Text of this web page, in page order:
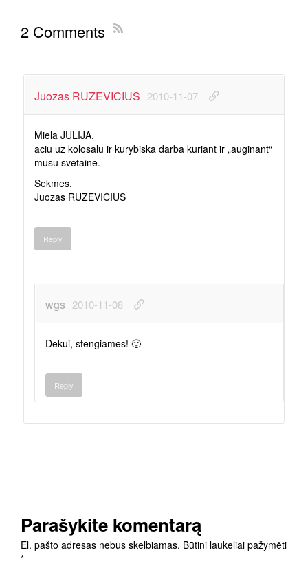
2 Comments
Juozas RUZEVICIUS 2010-11-07
Miela JULIJA,
aciu uz kolosalu ir kurybiska darba kuriant ir „auginant“
musu svetaine.
Sekmes,
Juozas RUZEVICIUS
Reply
wgs 2010-11-08
Dekui, stengiames! 🙂
Reply
Parašykite komentarą
El. pašto adresas nebus skelbiamas. Būtini laukeliai pažymėti
*